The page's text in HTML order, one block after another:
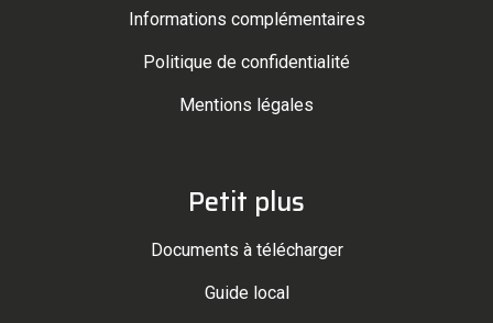
Informations complémentaires
Politique de confidentialité
Mentions légales
Petit plus
Documents à télécharger
Guide local